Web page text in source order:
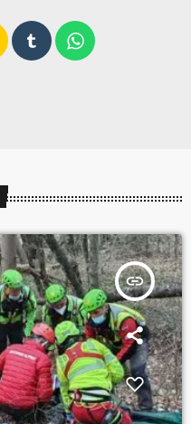
insert_link